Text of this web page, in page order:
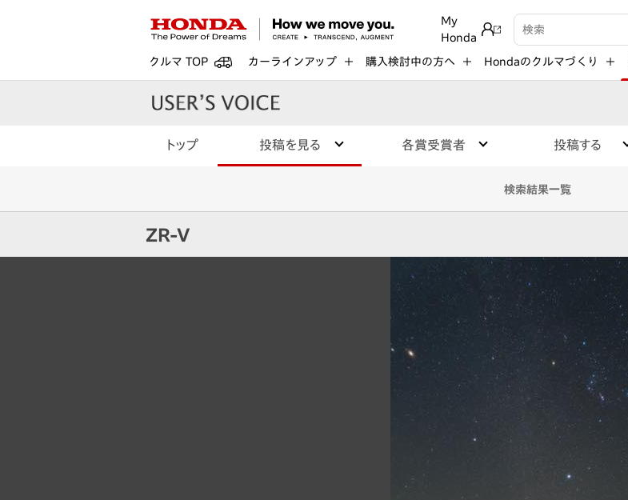
My
Honda
検索キーワード入力
クルマ TOP カーラインアップ 購入検討中の方へ Hondaのクルマづくり
トップ 投稿を見る 各賞受賞者 投稿する
検索結果一覧
ZR-V